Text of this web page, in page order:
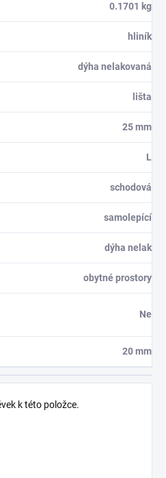
0.1701 kg
hliník
dýha nelakovaná
lišta
25 mm
L
schodová
samolepící
dýha nelak
obytné prostory
Ne
20 mm
k této položce.